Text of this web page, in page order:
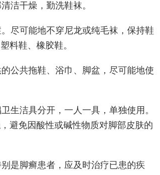
洁干燥，勤洗鞋袜。
尽可能地不穿尼龙或纯毛袜，保持鞋
料鞋、橡胶鞋。
公共拖鞋、浴巾、脚盆，尽可能地使
生洁具分开，一人一具，单独使用。
避免因酸性或碱性物质对脚部皮肤的
是脚癣患者，应及时治疗已患的疾